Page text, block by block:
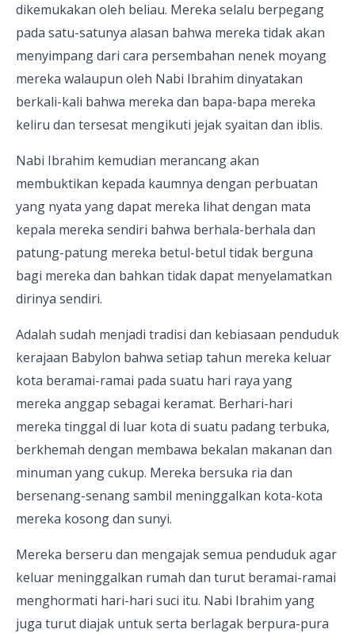
dikemukakan oleh beliau. Mereka selalu berpegang
pada satu-satunya alasan bahwa mereka tidak akan
menyimpang dari cara persembahan nenek moyang
mereka walaupun oleh Nabi Ibrahim dinyatakan
berkali-kali bahwa mereka dan bapa-bapa mereka
keliru dan tersesat mengikuti jejak syaitan dan iblis.
Nabi Ibrahim kemudian merancang akan
membuktikan kepada kaumnya dengan perbuatan
yang nyata yang dapat mereka lihat dengan mata
kepala mereka sendiri bahwa berhala-berhala dan
patung-patung mereka betul-betul tidak berguna
bagi mereka dan bahkan tidak dapat menyelamatkan
dirinya sendiri.
Adalah sudah menjadi tradisi dan kebiasaan penduduk
kerajaan Babylon bahwa setiap tahun mereka keluar
kota beramai-ramai pada suatu hari raya yang
mereka anggap sebagai keramat. Berhari-hari
mereka tinggal di luar kota di suatu padang terbuka,
berkhemah dengan membawa bekalan makanan dan
minuman yang cukup. Mereka bersuka ria dan
bersenang-senang sambil meninggalkan kota-kota
mereka kosong dan sunyi.
Mereka berseru dan mengajak semua penduduk agar
keluar meninggalkan rumah dan turut beramai-ramai
menghormati hari-hari suci itu. Nabi Ibrahim yang
juga turut diajak untuk serta berlagak berpura-pura